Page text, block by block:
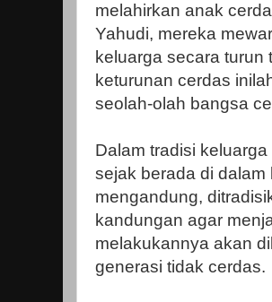
melahirkan anak
Yahudi, mereka
keluarga secara turun
keturunan cerdas
seolah-olah bangsa
Dalam tradisi
sejak berada di
mengandung,
kandungan agar
melakukannya akan
generasi tidak cerdas.